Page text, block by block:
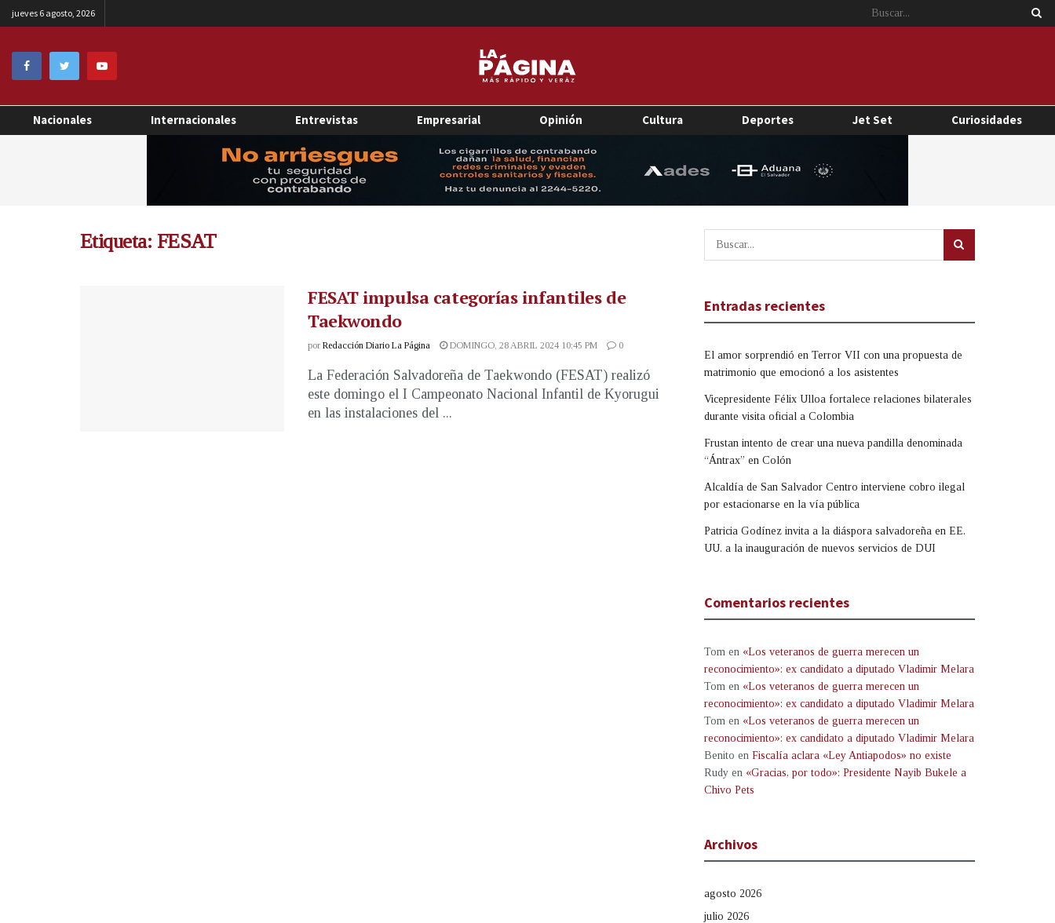
jueves 6 agosto, 2026
Nacionales Internacionales Entrevistas Empresarial Opinión Cultura Deportes Jet Set Curiosidades
Etiqueta: FESAT
FESAT impulsa categorías infantiles de
Taekwondo
por Redacción Diario La Página DOMINGO, 28 ABRIL 2024 10:45 PM 0
La Federación Salvadoreña de Taekwondo (FESAT) realizó
este domingo el I Campeonato Nacional Infantil de Kyorugui
en las instalaciones del ...
Entradas recientes
El amor sorprendió en Terror VII con una propuesta de
matrimonio que emocionó a los asistentes
Vicepresidente Félix Ulloa fortalece relaciones bilaterales
durante visita oficial a Colombia
Frustan intento de crear una nueva pandilla denominada
“Ántrax” en Colón
Alcaldía de San Salvador Centro interviene cobro ilegal
por estacionarse en la vía pública
Patricia Godínez invita a la diáspora salvadoreña en EE.
UU. a la inauguración de nuevos servicios de DUI
Comentarios recientes
Tom en «Los veteranos de guerra merecen un
reconocimiento»: ex candidato a diputado Vladimir Melara
Tom en «Los veteranos de guerra merecen un
reconocimiento»: ex candidato a diputado Vladimir Melara
Tom en «Los veteranos de guerra merecen un
reconocimiento»: ex candidato a diputado Vladimir Melara
Benito en Fiscalía aclara «Ley Antiapodos» no existe
Rudy en «Gracias, por todo»: Presidente Nayib Bukele a
Chivo Pets
Archivos
agosto 2026
julio 2026